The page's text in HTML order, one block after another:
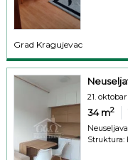
Grad Kragujevac
21. oktobar
34m2
Struktura: